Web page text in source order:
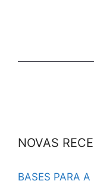
NOVAS
BASES PARA